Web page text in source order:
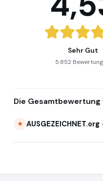
Sehr Gut
5.852
Die
★ AUSGEZEICHNET.org